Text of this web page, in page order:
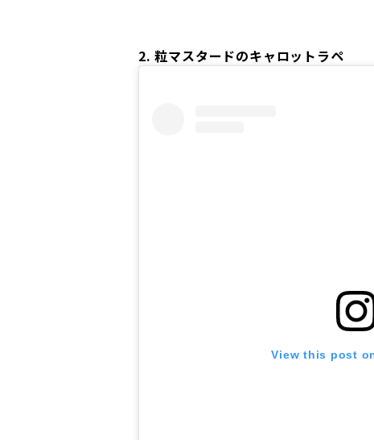
2. 粒マスタードのキャロットラペ
View this post